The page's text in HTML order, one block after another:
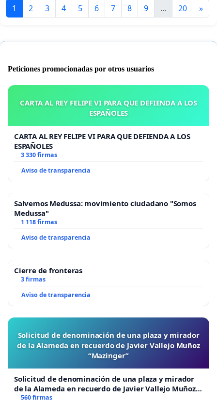
1 2 3 4 5 6 7 8 9 ... 20 »
Peticiones promocionadas por otros usuarios
CARTA AL REY FELIPE VI PARA QUE DEFIENDA A LOS
ESPAÑOLES
CARTA AL REY FELIPE VI PARA QUE DEFIENDA A LOS
ESPAÑOLES
3 330 firmas
Aviso de transparencia
Salvemos Medussa: movimiento ciudadano "Somos
Medussa"
1 118 firmas
Aviso de transparencia
Cierre de fronteras
3 firmas
Aviso de transparencia
Solicitud de denominación de una plaza y mirador
de la Alameda en recuerdo de Javier Vallejo Muñoz
“Mazinger”
Solicitud de denominación de una plaza y mirador
de la Alameda en recuerdo de Javier Vallejo Muñoz
“Mazinger”
560 firmas